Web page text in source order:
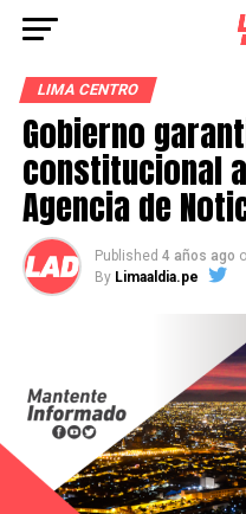
LIMA CENTRO
Gobierno
constitucional
Agencia de
Published 4 años ago
By Limaaldia.pe